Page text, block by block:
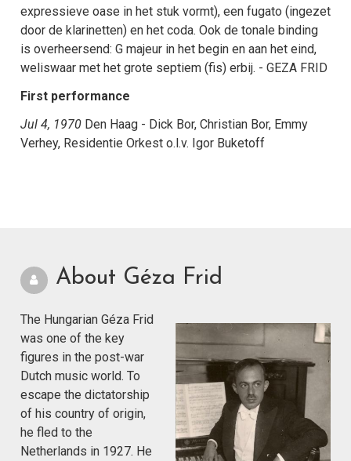
expressieve oase in het stuk vormt), een fugato (ingezet
door de klarinetten) en het coda. Ook de tonale binding
is overheersend: G majeur in het begin en aan het eind,
weliswaar met het grote septiem (fis) erbij. - GEZA FRID
First performance
Jul 4, 1970 Den Haag - Dick Bor, Christian Bor, Emmy
Verhey, Residentie Orkest o.l.v. Igor Buketoff
About Géza Frid
The Hungarian Géza Frid
was one of the key
figures in the post-war
Dutch music world. To
escape the dictatorship
of his country of origin,
he fled to the
Netherlands in 1927. He